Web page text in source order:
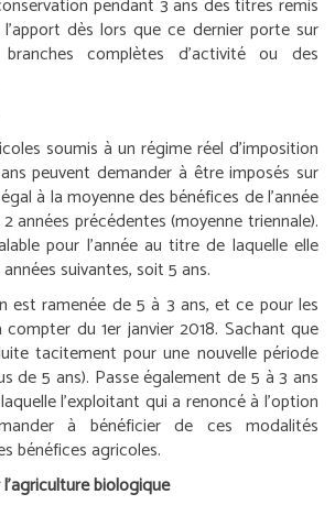
pendant 3 ans des titres remis
dès lors que ce dernier porte sur
complètes d’activité ou des
soumis à un régime réel d’imposition
peuvent demander à être imposés sur
à la moyenne des bénéfices de l’année
années précédentes (moyenne triennale).
pour l’année au titre de laquelle elle
suivantes, soit 5 ans.
est ramenée de 5 à 3 ans, et ce pour les
compter du 1er janvier 2018. Sachant que
tacitement pour une nouvelle période
de 5 ans). Passe également de 5 à 3 ans
l’exploitant qui a renoncé à l’option
à bénéficier de ces modalités
bénéfices agricoles.
biologique